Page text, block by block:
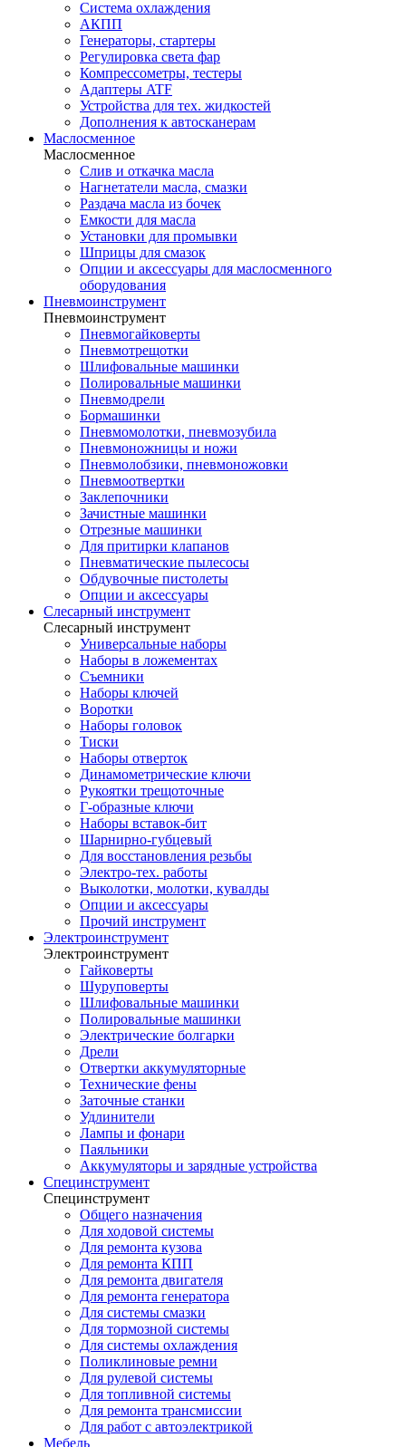
Система охлаждения
АКПП
Генераторы, стартеры
Регулировка света фар
Компрессометры, тестеры
Адаптеры ATF
Устройства для тех. жидкостей
Дополнения к автосканерам
Маслосменное
Маслосменное
Слив и откачка масла
Нагнетатели масла, смазки
Раздача масла из бочек
Емкости для масла
Установки для промывки
Шприцы для смазок
Опции и аксессуары для маслосменного
оборудования
Пневмоинструмент
Пневмоинструмент
Пневмогайковерты
Пневмотрещотки
Шлифовальные машинки
Полировальные машинки
Пневмодрели
Бормашинки
Пневмомолотки, пневмозубила
Пневмоножницы и ножи
Пневмолобзики, пневмоножовки
Пневмоотвертки
Заклепочники
Зачистные машинки
Отрезные машинки
Для притирки клапанов
Пневматические пылесосы
Обдувочные пистолеты
Опции и аксессуары
Слесарный инструмент
Слесарный инструмент
Универсальные наборы
Наборы в ложементах
Съемники
Наборы ключей
Воротки
Наборы головок
Тиски
Наборы отверток
Динамометрические ключи
Рукоятки трещоточные
Г-образные ключи
Наборы вставок-бит
Шарнирно-губцевый
Для восстановления резьбы
Электро-тех. работы
Выколотки, молотки, кувалды
Опции и аксессуары
Прочий инструмент
Электроинструмент
Электроинструмент
Гайковерты
Шуруповерты
Шлифовальные машинки
Полировальные машинки
Электрические болгарки
Дрели
Отвертки аккумуляторные
Технические фены
Заточные станки
Удлинители
Лампы и фонари
Паяльники
Аккумуляторы и зарядные устройства
Специнструмент
Специнструмент
Общего назначения
Для ходовой системы
Для ремонта кузова
Для ремонта КПП
Для ремонта двигателя
Для ремонта генератора
Для системы смазки
Для тормозной системы
Для системы охлаждения
Поликлиновые ремни
Для рулевой системы
Для топливной системы
Для ремонта трансмиссии
Для работ с автоэлектрикой
Мебель